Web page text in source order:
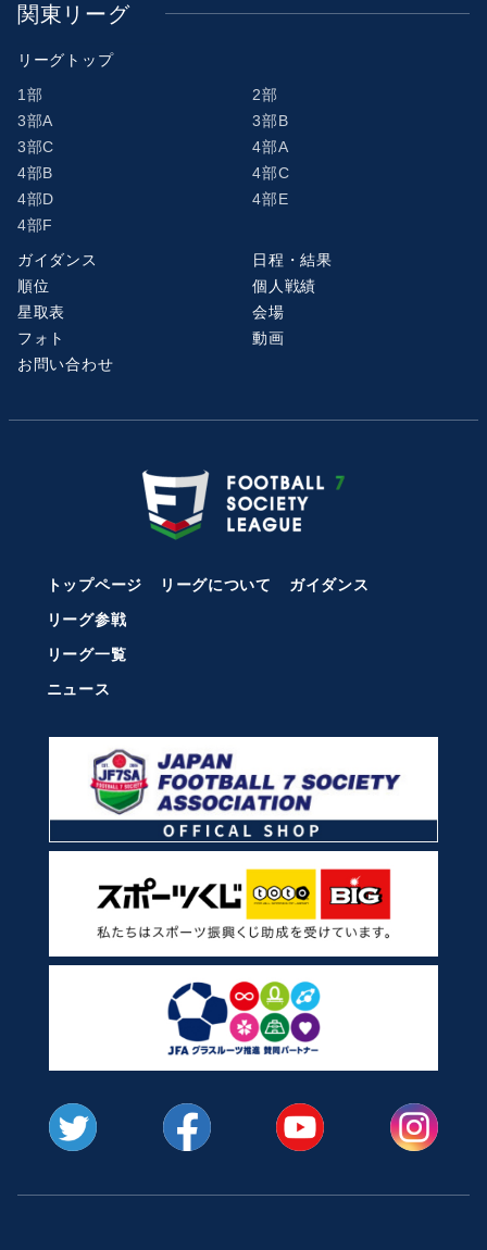
関東リーグ
リーグトップ
1部
2部
3部A
3部B
3部C
4部A
4部B
4部C
4部D
4部E
4部F
ガイダンス
日程・結果
順位
個人戦績
星取表
会場
フォト
動画
お問い合わせ
トップページ リーグについて
ガイダンス
リーグ参戦
リーグ一覧
ニュース